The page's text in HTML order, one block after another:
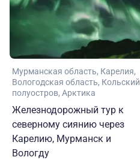
Мурманская область Карелия
Вологодская область Кольский
полуостров Арктика
Железнодорожный тур к
северному сиянию через
Карелию, Мурманск и
Вологду